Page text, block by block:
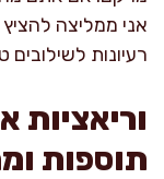
אני ממליצה להציץ
רעיונות לשילובים
וריאציות
תוספות